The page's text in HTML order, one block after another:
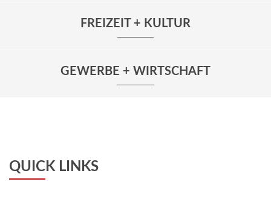
FREIZEIT + KULTUR
GEWERBE + WIRTSCHAFT
QUICK LINKS